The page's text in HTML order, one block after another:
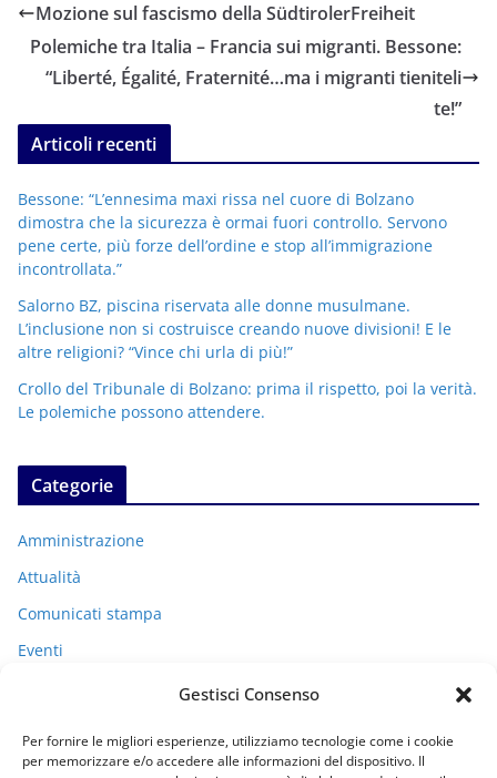
Gestisci Consenso
Per fornire le migliori esperienze, utilizziamo tecnologie come i cookie
per memorizzare e/o accedere alle informazioni del dispositivo. Il
Mozione sul fascismo della SüdtirolerFreiheit
Polemiche tra Italia – Francia sui migranti. Bessone:
“Liberté, Égalité, Fraternité…ma i migranti tieniteli
te!”
Articoli recenti
Bessone: “L’ennesima maxi rissa nel cuore di Bolzano
dimostra che la sicurezza è ormai fuori controllo. Servono
pene certe, più forze dell’ordine e stop all’immigrazione
incontrollata.”
Salorno BZ, piscina riservata alle donne musulmane.
L’inclusione non si costruisce creando nuove divisioni! E le
altre religioni? “Vince chi urla di più!”
Crollo del Tribunale di Bolzano: prima il rispetto, poi la verità.
Le polemiche possono attendere.
Categorie
Amministrazione
Attualità
Comunicati stampa
Eventi
Uncategorized